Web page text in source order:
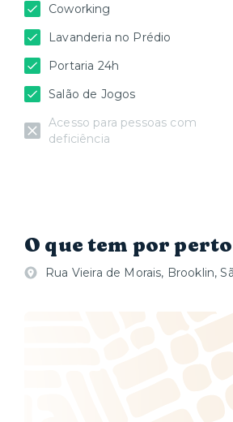
Coworking
Lavanderia no Prédio
Portaria 24h
Salão de Jogos
Acesso para pessoas com
deficiência
O que tem por perto
Rua Vieira de Morais, Brooklin,